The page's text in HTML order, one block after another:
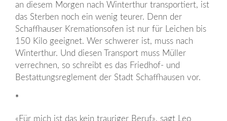
an diesem Morgen nach Winterthur transportiert, ist
das Sterben noch ein wenig teurer. Denn der
Schaffhauser Kremationsofen ist nur für Leichen bis
150 Kilo geeignet. Wer schwerer ist, muss nach
Winterthur. Und diesen Transport muss Müller
verrechnen, so schreibt es das Friedhof- und
Bestattungsreglement der Stadt Schaffhausen vor.
*
«Für mich ist das kein trauriger Beruf», sagt Leo